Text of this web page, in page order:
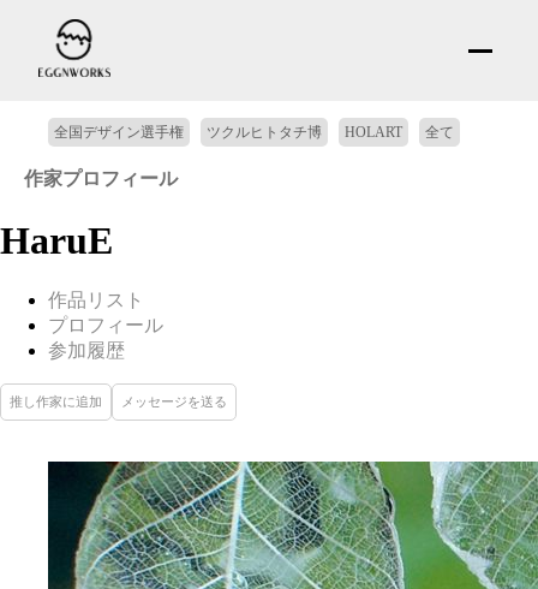
全国デザイン選手権 ツクルヒトタチ博 HOLART 全て
作家プロフィール
HaruE
作品リスト
プロフィール
参加履歴
推し作家に追加 メッセージを送る